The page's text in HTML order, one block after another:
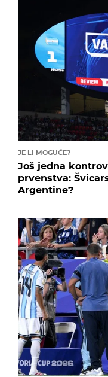
JE LI MOGUĆE?
Još jedna
prvenstva:
Argentine?